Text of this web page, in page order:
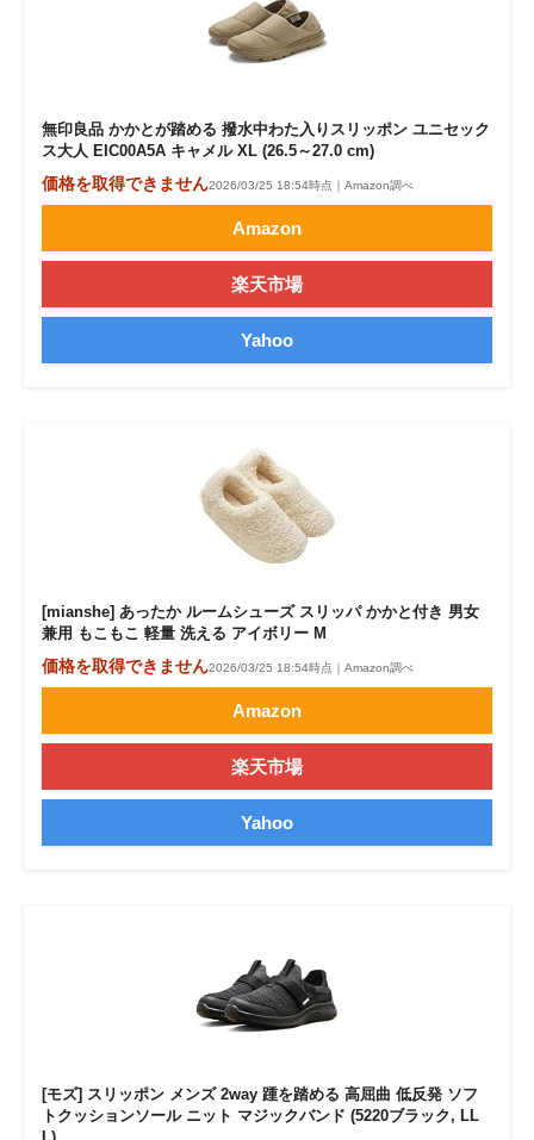
無印良品 かかとが踏める 撥水中わた入りスリッポン ユニセック
ス大人 EIC00A5A キャメル XL (26.5～27.0 cm)
価格を取得できません2026/03/25 18:54時点｜Amazon調べ
Amazon
楽天市場
Yahoo
[mianshe] あったか ルームシューズ スリッパ かかと付き 男女
兼用 もこもこ 軽量 洗える アイボリー M
価格を取得できません2026/03/25 18:54時点｜Amazon調べ
Amazon
楽天市場
Yahoo
[モズ] スリッポン メンズ 2way 踵を踏める 高屈曲 低反発 ソフ
トクッションソール ニット マジックバンド (5220ブラック, LL